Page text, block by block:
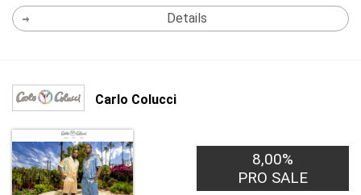
Details
Carlo Colucci
8,00%
PRO SALE